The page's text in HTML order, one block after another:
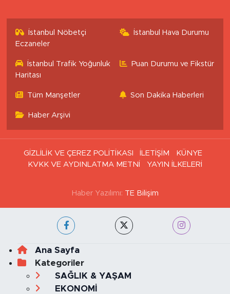
İstanbul Nöbetçi
Eczaneler
İstanbul Hava Durumu
İstanbul Trafik Yoğunluk
Haritası
Puan Durumu ve Fikstür
Tüm Manşetler Son Dakika Haberleri
Haber Arşivi
GİZLİLİK VE ÇEREZ POLİTİKASI İLETİŞİM
KÜNYE
KVKK VE AYDINLATMA METNİ
YAYIN İLKELERİ
Haber Yazılımı: TE Bilişim
Ana Sayfa
Kategoriler
SAĞLIK & YAŞAM
EKONOMİ